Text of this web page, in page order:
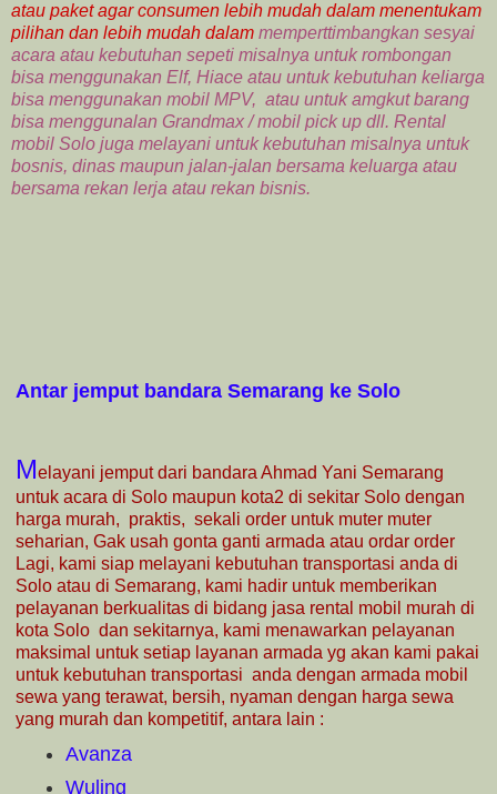
atau paket agar consumen lebih mudah dalam menentukam
pilihan dan lebih mudah dalam memperttimbangkan sesyai
acara atau kebutuhan sepeti misalnya untuk rombongan
bisa menggunakan Elf, Hiace atau untuk kebutuhan keliarga
bisa menggunakan mobil MPV, atau untuk amgkut barang
bisa menggunalan Grandmax / mobil pick up dll. Rental
mobil Solo juga melayani untuk kebutuhan misalnya untuk
bosnis, dinas maupun jalan-jalan bersama keluarga atau
bersama rekan lerja atau rekan bisnis.
Antar jemput bandara Semarang ke Solo
Melayani jemput dari bandara Ahmad Yani Semarang
untuk acara di Solo maupun kota2 di sekitar Solo dengan
harga murah, praktis, sekali order untuk muter muter
seharian, Gak usah gonta ganti armada atau ordar order
Lagi, kami siap melayani kebutuhan transportasi anda di
Solo atau di Semarang, kami hadir untuk memberikan
pelayanan berkualitas di bidang jasa rental mobil murah di
kota Solo dan sekitarnya, kami menawarkan pelayanan
maksimal untuk setiap layanan armada yg akan kami pakai
untuk kebutuhan transportasi anda dengan armada mobil
sewa yang terawat, bersih, nyaman dengan harga sewa
yang murah dan kompetitif, antara lain :
Avanza
Wuling